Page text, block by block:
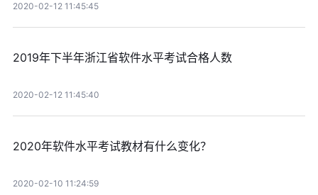
2020-02-12 11:45:45
2019年下半年浙江省软件水平考试合格人数
2020-02-12 11:45:40
2020年软件水平考试教材有什么变化？
2020-02-10 11:24:59